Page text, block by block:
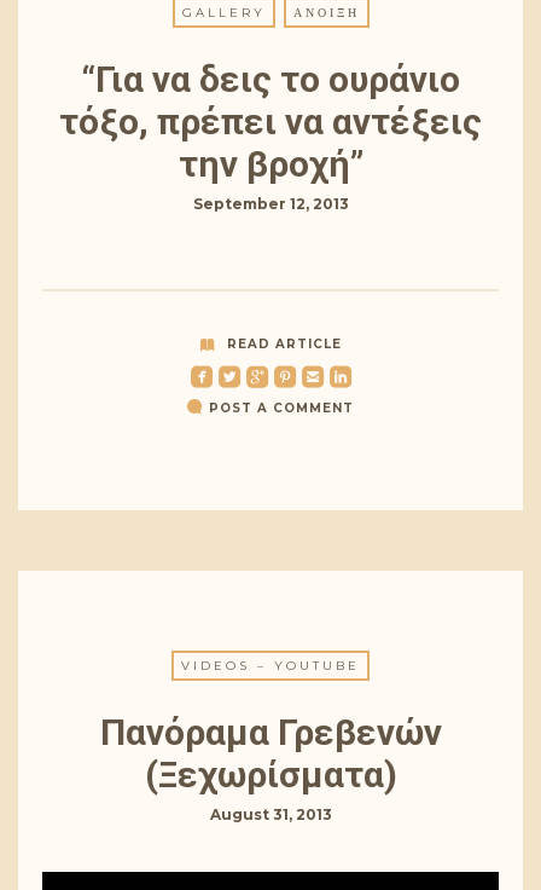
GALLERY ΆΝΟΙΞΗ
“Για να δεις το ουράνιο
τόξο, πρέπει να αντέξεις
την βροχή”
September 12, 2013
READ ARTICLE
roundedfacebook roundedtwitterbird roundedgoogleplus roundedpinterest roundedemail roundedlinkedin
POST A COMMENT
VIDEOS – YOUTUBE
Πανόραμα Γρεβενών
(Ξεχωρίσματα)
August 31, 2013